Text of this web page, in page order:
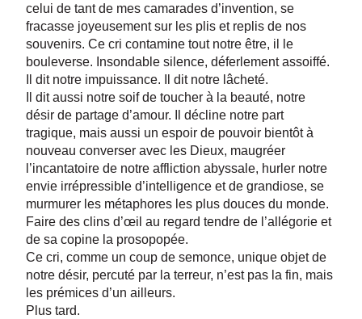
celui de tant de mes camarades d’invention, se
fracasse joyeusement sur les plis et replis de nos
souvenirs. Ce cri contamine tout notre être, il le
bouleverse. Insondable silence, déferlement assoiffé.
Il dit notre impuissance. Il dit notre lâcheté.
Il dit aussi notre soif de toucher à la beauté, notre
désir de partage d’amour. Il décline notre part
tragique, mais aussi un espoir de pouvoir bientôt à
nouveau converser avec les Dieux, maugréer
l’incantatoire de notre affliction abyssale, hurler notre
envie irrépressible d’intelligence et de grandiose, se
murmurer les métaphores les plus douces du monde.
Faire des clins d’œil au regard tendre de l’allégorie et
de sa copine la prosopopée.
Ce cri, comme un coup de semonce, unique objet de
notre désir, percuté par la terreur, n’est pas la fin, mais
les prémices d’un ailleurs.
Plus tard.